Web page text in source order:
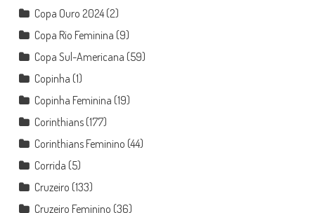
Copa Ouro 2024(2)
Copa Rio Feminina (9)
Copa Sul-Americana (59)
Copinha (1)
Copinha Feminina (19)
Corinthians(177)
Corinthians Feminino (44)
Corrida (5)
Cruzeiro (133)
Cruzeiro Feminino (36)